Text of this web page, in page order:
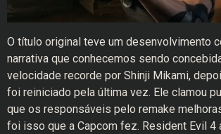
O título original teve um desenvolvimento
narrativa que conhecemos sendo
velocidade recorde por Shinji Mikami,
foi reiniciado pela última vez. Ele clamou
que os responsáveis pelo remake
foi isso que a Capcom fez. Resident Evil 4